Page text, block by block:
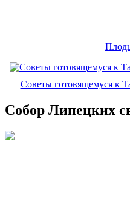
Советы готовящемуся к
Собор Липецких